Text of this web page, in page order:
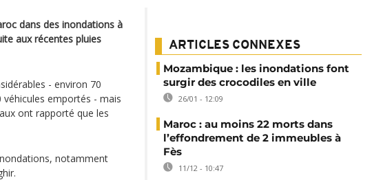
dans des inondations à
aux récentes pluies
- environ 70
emportés - mais
ont rapporté que les
notamment
ARTICLES CONNEXES
Mozambique : les inondations font
surgir des crocodiles en ville
26/01 - 12:09
Maroc : au moins 22 morts dans
l’effondrement de 2 immeubles à
Fès
11/12 - 10:47